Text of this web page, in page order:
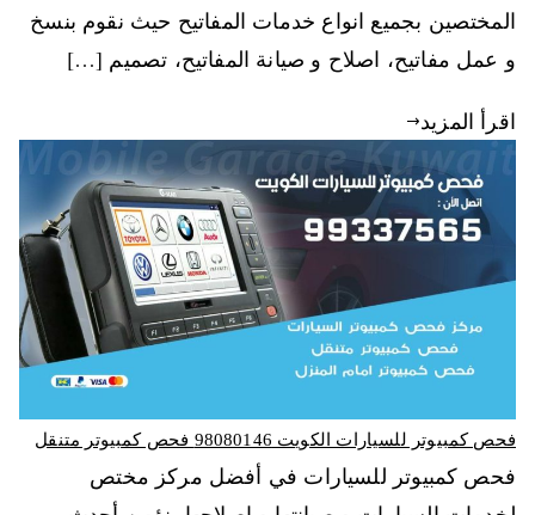
المختصين بجميع انواع خدمات المفاتيح حيث نقوم بنسخ
و عمل مفاتيح، اصلاح و صيانة المفاتيح، تصميم […]
اقرأ المزيد
فحص كمبيوتر للسيارات الكويت 98080146‬ فحص كمبيوتر متنقل
فحص كمبيوتر للسيارات في أفضل مركز مختص